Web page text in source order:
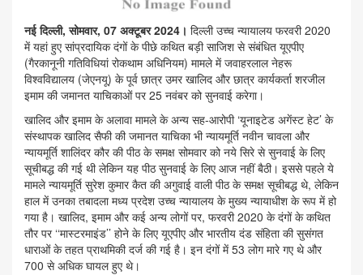
नई दिल्ली, सोमवार, 07 अक्टूबर 2024। दिल्ली उच्च न्यायालय फरवरी 2020
में यहां हुए सांप्रदायिक दंगों के पीछे कथित बड़ी साजिश से संबंधित यूएपीए
(गैरकानूनी गतिविधियां रोकथाम अधिनियम) मामले में जवाहरलाल नेहरू
विश्वविद्यालय (जेएनयू) के पूर्व छात्र उमर खालिद और छात्र कार्यकर्ता शरजील
इमाम की जमानत याचिकाओं पर 25 नवंबर को सुनवाई करेगा।
खालिद और इमाम के अलावा मामले के अन्य सह-आरोपी ‘यूनाइटेड अगेंस्ट हेट’ के
संस्थापक खालिद सैफी की जमानत याचिका भी न्यायमूर्ति नवीन चावला और
न्यायमूर्ति शालिंदर कौर की पीठ के समक्ष सोमवार को नये सिरे से सुनवाई के लिए
सूचीबद्ध की गई थी लेकिन यह पीठ सुनवाई के लिए आज नहीं बैठी। इससे पहले ये
मामले न्यायमूर्ति सुरेश कुमार कैत की अगुवाई वाली पीठ के समक्ष सूचीबद्ध थे, लेकिन
हाल में उनका तबादला मध्य प्रदेश उच्च न्यायालय के मुख्य न्यायाधीश के रूप में हो
गया है। खालिद, इमाम और कई अन्य लोगों पर, फरवरी 2020 के दंगों के कथित
तौर पर ‘‘मास्टरमाइंड’’ होने के लिए यूएपीए और भारतीय दंड संहिता की सुसंगत
धाराओं के तहत प्राथमिकी दर्ज की गई है। इन दंगों में 53 लोग मारे गए थे और
700 से अधिक घायल हुए थे।